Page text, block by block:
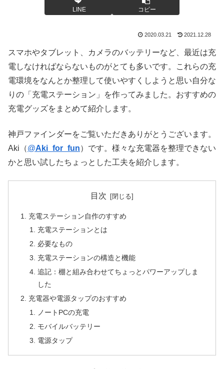
LINE コピー
2020.03.21 2021.12.28
スマホやタブレット、カメラのバッテリーなど、最近は充
電しなければならないものがとても多いです。これらの充
電環境をなんとか整理して使いやすくしようと思い自分な
りの「充電ステーション」を作ってみました。おすすめの
充電グッズをまとめて紹介します。
神戸ファインダーをご覧いただきありがとうございます。
Aki（@Aki_for_fun）です。様々な充電器を整理できない
かと思い試したちょっとした工夫を紹介します。
目次
充電ステーション自作のすすめ
充電ステーションとは
必要なもの
充電ステーションの構造と機能
追記：棚と組み合わせてちょっとパワーアップしま
した
充電器や電源タップのおすすめ
ノートPCの充電
モバイルバッテリー
電源タップ